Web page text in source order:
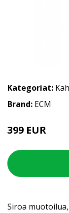
Kategoriat:
Brand: ECM
399 EUR
Siroa